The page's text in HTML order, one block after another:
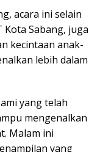
acara ini selain
Sabang, juga
kecintaan anak-
lebih dalam
yang telah
mengenalkan
Malam ini
yang